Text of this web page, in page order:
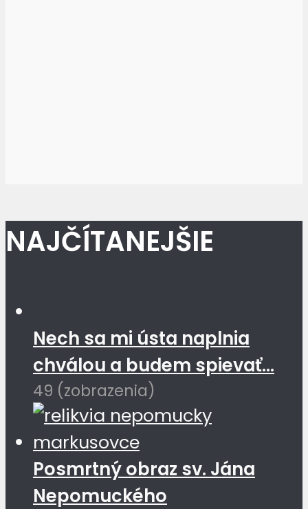
NAJČÍTANEJŠIE
Nech sa mi ústa naplnia
chválou a budem spievať...
49 (zobrazenia)
Posmrtný obraz sv. Jána
Nepomuckého